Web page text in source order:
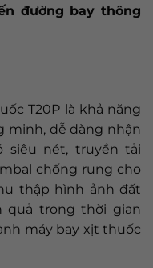
đường bay thông
T20P là khả năng
minh, dễ dàng nhận
siêu nét, truyền tải
chống rung cho
thập hình ảnh đất
quả trong thời gian
máy bay xịt thuốc